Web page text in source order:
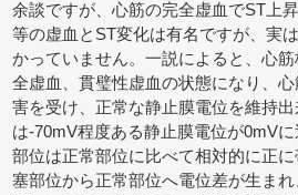
余談ですが、心筋の完全虚血でST上
等の虚血とST変化は有名ですが、実
かっていません。一説によると、心
全虚血、貫璧性虚血の状態になり、
害を受け、正常な静止膜電位を維持
は-70mV程度ある静止膜電位が0mV
部位は正常部位に比べて相対的に正
塞部位から正常部位へ電位差が生ま